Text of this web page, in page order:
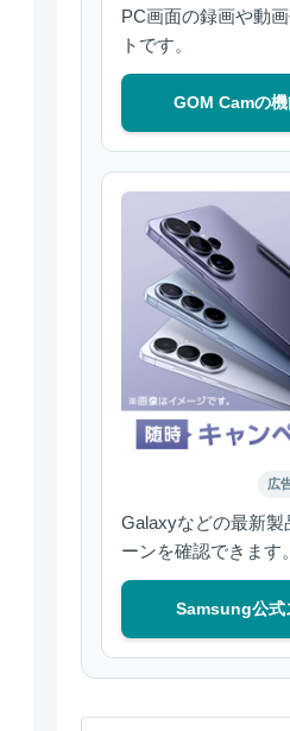
PC画面の録画や動
トです。
GOM Camの
広
Galaxyなどの最新
ーンを確認できます。
Samsung公式